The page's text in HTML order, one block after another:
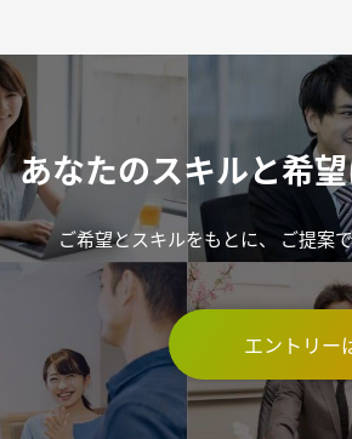
あなたのスキルと希
ご希望とスキルをもとに、 ご提案
エントリー